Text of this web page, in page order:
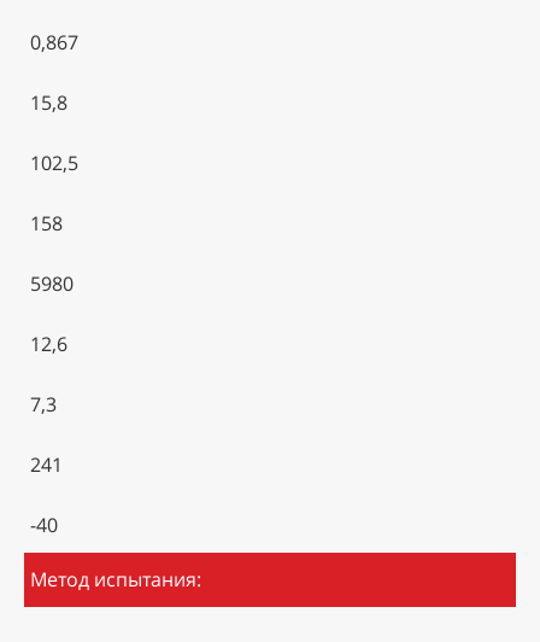
0,867
15,8
102,5
158
5980
12,6
7,3
241
-40
Метод испытания: